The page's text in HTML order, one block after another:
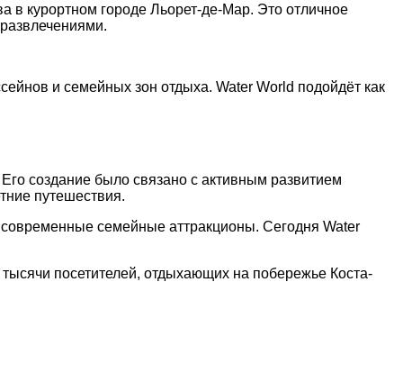
курортном городе Льорет-де-Мар. Это отличное
и семейных зон отдыха. Water World подойдёт как
создание было связано с активным развитием
путешествия.
семейные аттракционы. Сегодня Water
посетителей, отдыхающих на побережье Коста-